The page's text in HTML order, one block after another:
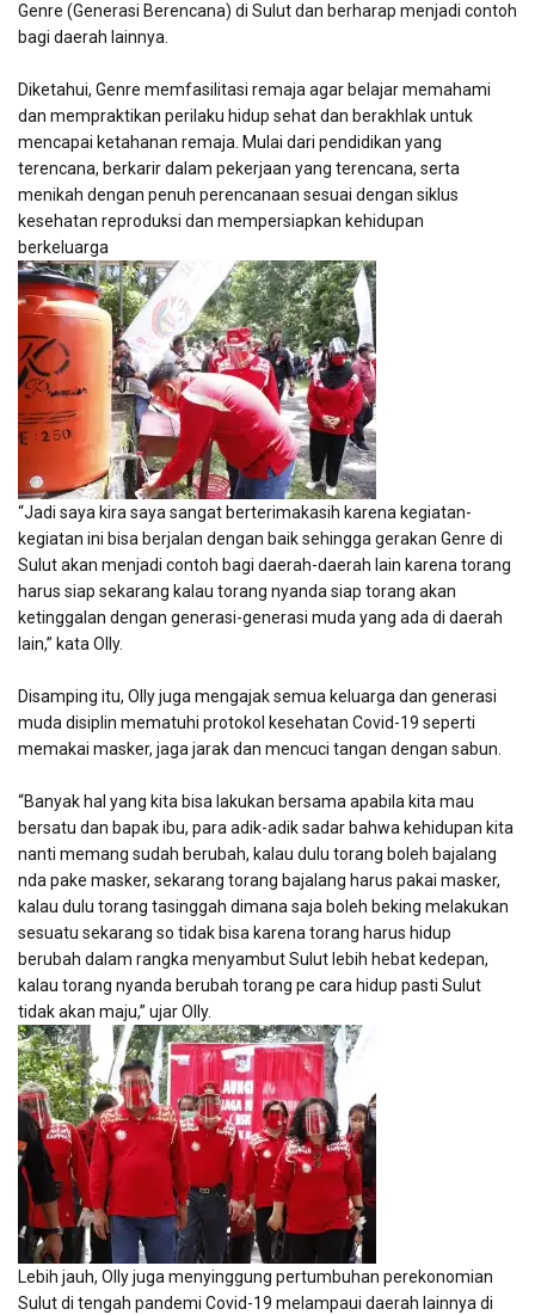
Genre (Generasi Berencana) di Sulut dan berharap menjadi contoh
bagi daerah lainnya.
Diketahui, Genre memfasilitasi remaja agar belajar memahami
dan mempraktikan perilaku hidup sehat dan berakhlak untuk
mencapai ketahanan remaja. Mulai dari pendidikan yang
terencana, berkarir dalam pekerjaan yang terencana, serta
menikah dengan penuh perencanaan sesuai dengan siklus
kesehatan reproduksi dan mempersiapkan kehidupan
berkeluarga
“Jadi saya kira saya sangat berterimakasih karena kegiatan-
kegiatan ini bisa berjalan dengan baik sehingga gerakan Genre di
Sulut akan menjadi contoh bagi daerah-daerah lain karena torang
harus siap sekarang kalau torang nyanda siap torang akan
ketinggalan dengan generasi-generasi muda yang ada di daerah
lain,” kata Olly.
Disamping itu, Olly juga mengajak semua keluarga dan generasi
muda disiplin mematuhi protokol kesehatan Covid-19 seperti
memakai masker, jaga jarak dan mencuci tangan dengan sabun.
“Banyak hal yang kita bisa lakukan bersama apabila kita mau
bersatu dan bapak ibu, para adik-adik sadar bahwa kehidupan kita
nanti memang sudah berubah, kalau dulu torang boleh bajalang
nda pake masker, sekarang torang bajalang harus pakai masker,
kalau dulu torang tasinggah dimana saja boleh beking melakukan
sesuatu sekarang so tidak bisa karena torang harus hidup
berubah dalam rangka menyambut Sulut lebih hebat kedepan,
kalau torang nyanda berubah torang pe cara hidup pasti Sulut
tidak akan maju,” ujar Olly.
Lebih jauh, Olly juga menyinggung pertumbuhan perekonomian
Sulut di tengah pandemi Covid-19 melampaui daerah lainnya di